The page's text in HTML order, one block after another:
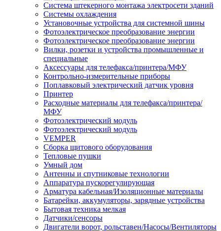
Система штекерного монтажа электросети зданий
Системы охлаждения
Установочные устройства для системной шины
Фотоэлектрическое преобразование энергии
Фотоэлектрическое преобразование энергии
Вилки, розетки и устройства промышленные и
специальные
Аксессуары для телефакса/принтера/МФУ
Контрольно-измерительные приборы
Поплавковый электрический датчик уровня
Принтер
Расходные материалы для телефакса/принтера/
МФУ
Фотоэлектрический модуль
Фотоэлектрический модуль
VEMPER
Сборка щитового оборудования
Тепловые пушки
Умный дом
Антенны и спутниковые технологии
Аппаратура пускорегулирующая
Арматура кабельная/Изоляционные материалы
Батарейки, аккумуляторы, зарядные устройства
Бытовая техника мелкая
Датчики/сенсоры
Двигатели ворот, рольставен/Насосы/Вентиляторы